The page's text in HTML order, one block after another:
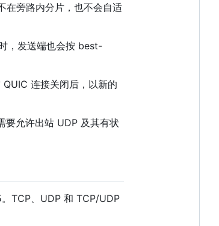
在旁路内分片，也不会自适
，发送端也会按 best-
连接关闭后，以新的
要允许出站 UDP 及其有状
TCP、UDP 和 TCP/UDP